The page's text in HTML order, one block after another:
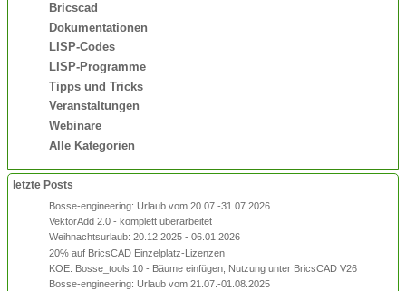
Bricscad
Dokumentationen
LISP-Codes
LISP-Programme
Tipps und Tricks
Veranstaltungen
Webinare
Alle Kategorien
letzte Posts
Bosse-engineering: Urlaub vom 20.07.-31.07.2026
VektorAdd 2.0 - komplett überarbeitet
Weihnachtsurlaub: 20.12.2025 - 06.01.2026
20% auf BricsCAD Einzelplatz-Lizenzen
KOE: Bosse_tools 10 - Bäume einfügen, Nutzung unter BricsCAD V26
Bosse-engineering: Urlaub vom 21.07.-01.08.2025